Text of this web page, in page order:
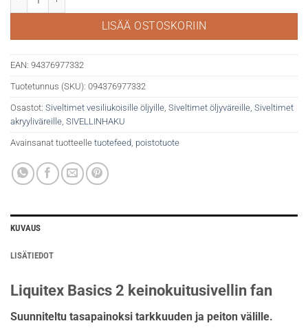
LISÄÄ OSTOSKORIIN
EAN: 94376977332
Tuotetunnus (SKU): 094376977332
Osastot: Siveltimet vesiliukoisille öljyille, Siveltimet öljyväreille, Siveltimet
akryyliväreille, SIVELLINHAKU
Avainsanat tuotteelle tuotefeed, poistotuote
KUVAUS
LISÄTIEDOT
Liquitex Basics 2 keinokuitusivellin fan
Suunniteltu tasapainoksi tarkkuuden ja peiton välille.